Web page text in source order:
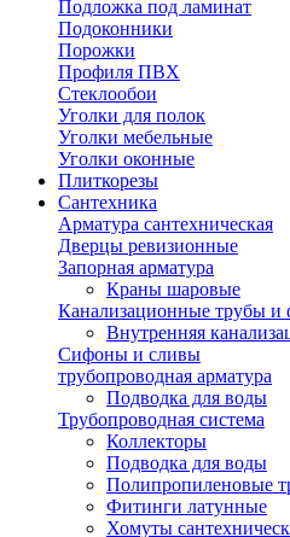
Подложка под ламинат
Подоконники
Порожки
Профиля ПВХ
Стеклообои
Уголки для полок
Уголки мебельные
Уголки оконные
Плиткорезы
Сантехника
Арматура сантехническая
Дверцы ревизионные
Запорная арматура
Краны шаровые
Канализационные трубы и
Внутренняя
Сифоны и сливы
трубопроводная арматура
Подводка для воды
Трубопроводная система
Коллекторы
Подводка для воды
Полипропиленовые
Фитинги латунные
Хомуты